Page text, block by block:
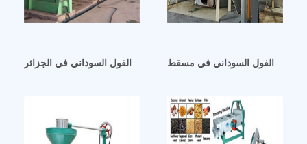
مورد فلتر مصنع استخلاص زيت الفول السوداني في الجزائر
زيت الفول السوداني في مسقط